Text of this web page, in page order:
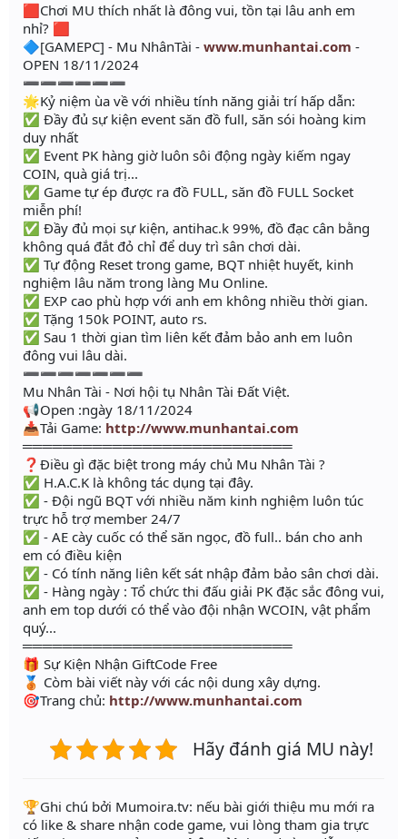
🟥Chơi MU thích nhất là đông vui, tồn tại lâu anh em
nhỉ? 🟥
🔷[GAMEPC] - Mu NhânTài - www.munhantai.com -
OPEN 18/11/2024
➖➖➖➖➖➖
🌟Kỷ niệm ùa về với nhiều tính năng giải trí hấp dẫn:
✅ Đầy đủ sự kiện event săn đồ full, săn sói hoàng kim
duy nhất
✅ Event PK hàng giờ luôn sôi động ngày kiếm ngay
COIN, quà giá trị...
✅ Game tự ép được ra đồ FULL, săn đồ FULL Socket
miễn phí!
✅ Đầy đủ mọi sự kiện, antihac.k 99%, đồ đạc cân bằng
không quá đắt đỏ chỉ để duy trì sân chơi dài.
✅ Tự động Reset trong game, BQT nhiệt huyết, kinh
nghiệm lâu năm trong làng Mu Online.
✅ EXP cao phù hợp với anh em không nhiều thời gian.
✅ Tặng 150k POINT, auto rs.
✅ Sau 1 thời gian tìm liên kết đảm bảo anh em luôn
đông vui lâu dài.
➖➖➖➖➖➖➖
Mu Nhân Tài - Nơi hội tụ Nhân Tài Đất Việt.
📢Open :ngày 18/11/2024
📥Tải Game: http://www.munhantai.com
═══════════════════════════
❓Điều gì đặc biệt trong máy chủ Mu Nhân Tài ?
✅ H.A.C.K là không tác dụng tại đây.
✅ - Đội ngũ BQT với nhiều năm kinh nghiệm luôn túc
trực hỗ trợ member 24/7
✅ - AE cày cuốc có thể săn ngọc, đồ full.. bán cho anh
em có điều kiện
✅ - Có tính năng liên kết sát nhập đảm bảo sân chơi dài.
✅ - Hàng ngày : Tổ chức thi đấu giải PK đặc sắc đông vui,
anh em top dưới có thể vào đội nhận WCOIN, vật phẩm
quý...
═══════════════════════════
🎁 Sự Kiện Nhận GiftCode Free
🥉 Còm bài viết này với các nội dung xây dựng.
🎯Trang chủ: http://www.munhantai.com
Hãy đánh giá MU này!
️🏆Ghi chú bởi Mumoira.tv: nếu bài giới thiệu mu mới ra
có like & share nhận code game, vui lòng tham gia trực